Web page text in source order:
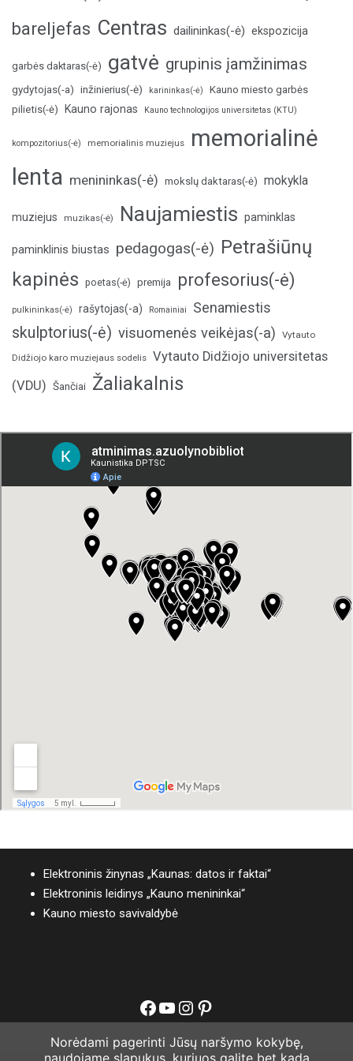
bareljefas Centras dailininkas(-ė) ekspozicija
garbės daktaras(-ė) gatvė grupinis įamžinimas
gydytojas(-a) inžinierius(-ė) karininkas(-ė)
Kauno miesto garbės
pilietis(-ė) Kauno rajonas Kauno technologijos universitetas (KTU)
kompozitorius(-ė) memorialinis muziejus
memorialinė
lenta menininkas(-ė) mokslų daktaras(-ė) mokykla
muziejus muzikas(-ė) Naujamiestis paminklas
paminklinis biustas pedagogas(-ė) Petrašiūnų
kapinės poetas(-ė) premija profesorius(-ė)
pulkininkas(-ė) rašytojas(-a) Romainiai Senamiestis
skulptorius(-ė) visuomenės veikėjas(-a) Vytauto
Didžiojo karo muziejaus sodelis Vytauto Didžiojo universitetas
(VDU) Šančiai Žaliakalnis
Elektroninis žinynas „Kaunas: datos ir faktai“
Elektroninis leidinys „Kauno menininkai“
Kauno miesto savivaldybė
Facebook
YouTube
Instagram
Pinterest
Norėdami pagerinti Jūsų naršymo kokybę,
naudojame slapukus, kuriuos galite bet kada